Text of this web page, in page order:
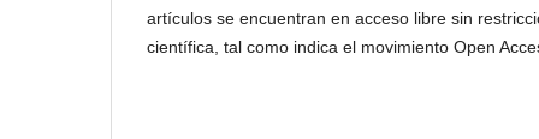
artículos se encuentran en acceso libre sin
científica, tal como indica el movimiento Open